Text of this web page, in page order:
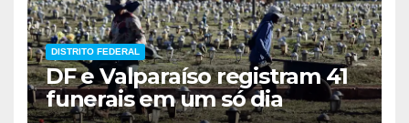
DISTRITO FEDERAL
DF e Valparaíso registram 41
funerais em um só dia